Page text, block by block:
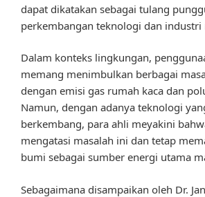
dapat dikatakan sebagai tulang
perkembangan teknologi dan industri
Dalam konteks lingkungan,
memang menimbulkan berbagai
dengan emisi gas rumah kaca dan
Namun, dengan adanya teknologi
berkembang, para ahli meyakini
mengatasi masalah ini dan tetap
bumi sebagai sumber energi utama
Sebagaimana disampaikan oleh Dr.